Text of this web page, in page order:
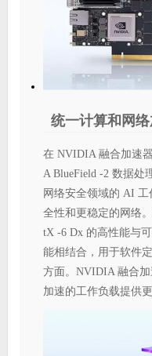
统一计算和网
在 NVIDIA 融合加速
A BlueField -2 数据处
网络安全领域的 AI
全性和更稳定的网络
tX -6 Dx 的高性能与
能相结合，用于软件
方面。NVIDIA 融合
加速的工作负载提供